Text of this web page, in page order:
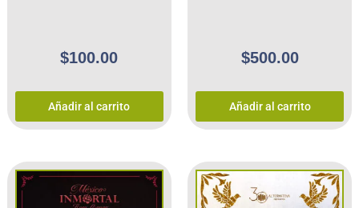
$100.00
Añadir al carrito
$500.00
Añadir al carrito